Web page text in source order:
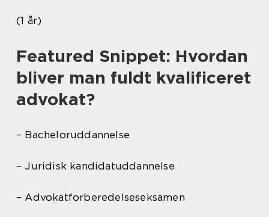
(1 år)
Featured Snippet: Hvordan
bliver man fuldt kvalificeret
advokat?
– Bacheloruddannelse
– Juridisk kandidatuddannelse
– Advokatforberedelseseksamen